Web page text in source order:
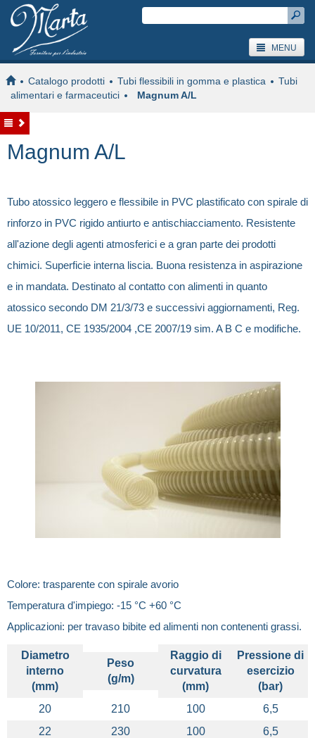
MENU
Catalogo prodotti Tubi flessibili in gomma e plastica
Tubi
alimentari e farmaceutici
Magnum A/L
Magnum A/L
Tubo atossico leggero e flessibile in PVC plastificato con spirale di
rinforzo in PVC rigido antiurto e antischiacciamento. Resistente
all'azione degli agenti atmosferici e a gran parte dei prodotti
chimici. Superficie interna liscia. Buona resistenza in aspirazione
e in mandata. Destinato al contatto con alimenti in quanto
atossico secondo DM 21/3/73 e successivi aggiornamenti, Reg.
UE 10/2011, CE 1935/2004 ,CE 2007/19 sim. A B C e modifiche.
Colore: trasparente con spirale avorio
Temperatura d'impiego: -15 °C +60 °C
Applicazioni: per travaso bibite ed alimenti non contenenti grassi.
Diametro
interno
(mm)
Peso
(g/m)
Raggio di
curvatura
(mm)
Pressione di
esercizio
(bar)
20
210 100
6,5
22
230 100
6,5